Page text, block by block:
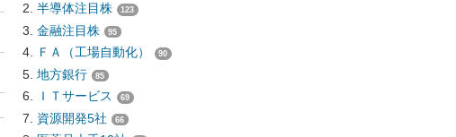
半導体注目株 123
金融注目株 95
ＦＡ（工場自動化） 90
地方銀行 85
ＩＴサービス 69
資源開発5社 66